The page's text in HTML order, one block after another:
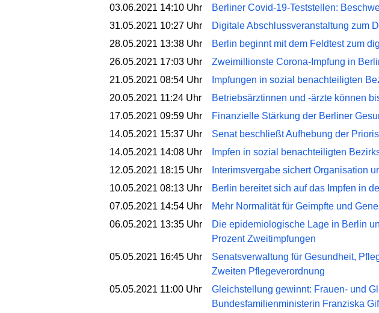
03.06.2021 14:10 Uhr
Berliner Covid-19-Teststellen:
31.05.2021 10:27 Uhr
Digitale Abschlussveranstaltung zum
28.05.2021 13:38 Uhr
Berlin beginnt mit dem Feldtest zum
26.05.2021 17:03 Uhr
Zweimillionste Corona-Impfung in
21.05.2021 08:54 Uhr
Impfungen in sozial benachteiligten
20.05.2021 11:24 Uhr
Betriebsärztinnen und -ärzte können
17.05.2021 09:59 Uhr
Finanzielle Stärkung der Berliner
14.05.2021 15:37 Uhr
Senat beschließt Aufhebung der
14.05.2021 14:08 Uhr
Impfen in sozial benachteiligten
12.05.2021 18:15 Uhr
Interimsvergabe sichert Organisation
10.05.2021 08:13 Uhr
Berlin bereitet sich auf das Impfen in
07.05.2021 14:54 Uhr
Mehr Normalität für Geimpfte und
06.05.2021 13:35 Uhr
Die epidemiologische Lage in Berlin
Prozent Zweitimpfungen
05.05.2021 16:45 Uhr
Senatsverwaltung für Gesundheit,
Zweiten Pflegeverordnung
05.05.2021 11:00 Uhr
Gleichstellung gewinnt: Frauen- und
Bundesfamilienministerin Franziska